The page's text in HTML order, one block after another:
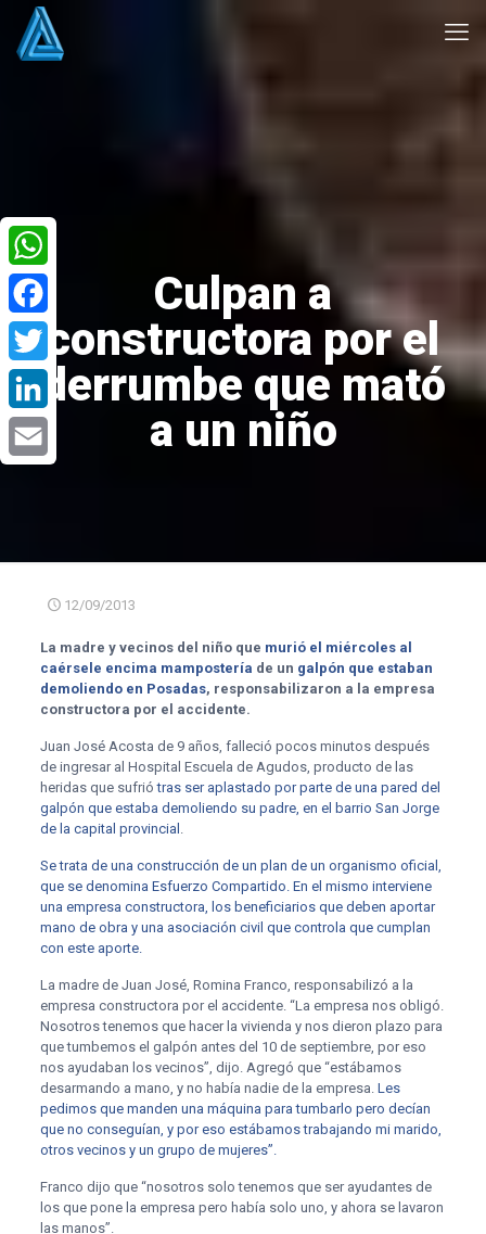
Culpan a
constructora por el
derrumbe que mató
a un niño
12/09/2013
La madre y vecinos del niño que murió el miércoles al
caérsele encima mampostería de un galpón que estaban
demoliendo en Posadas, responsabilizaron a la empresa
constructora por el accidente.
Juan José Acosta de 9 años, falleció pocos minutos después
de ingresar al Hospital Escuela de Agudos, producto de las
heridas que sufriótras ser aplastado por parte de una pared del
galpón que estaba demoliendo su padre, en el barrio San Jorge
de la capital provincial .
Se trata de una construcción de un plan de un organismo oficial,
que se denomina Esfuerzo Compartido. En el mismo interviene
una empresa constructora, los beneficiarios que deben aportar
mano de obra y una asociación civil que controla que cumplan
con este aporte.
La madre de Juan José, Romina Franco, responsabilizó a la
empresa constructora por el accidente. “La empresa nos obligó.
Nosotros tenemos que hacer la vivienda y nos dieron plazo para
que tumbemos el galpón antes del 10 de septiembre, por eso
nos ayudaban los vecinos”, dijo. Agregó que “estábamos
desarmando a mano, y no había nadie de la empresa. Les
pedimos que manden una máquina para tumbarlo pero decían
que no conseguían, y por eso estábamos trabajando mi marido,
otros vecinos y un grupo de mujeres”.
Franco dijo que “nosotros solo tenemos que ser ayudantes de
los que pone la empresa pero había solo uno, y ahora se lavaron
las manos”.
WhatsApp
Facebook
Twitter
LinkedIn